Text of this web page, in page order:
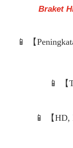
Braket
📱 【
📱 【
📱 【HD,